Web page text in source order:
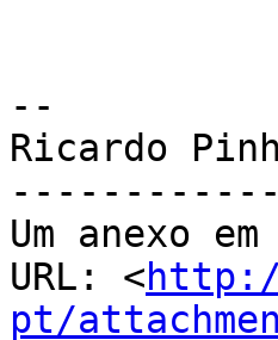
--
Ricardo
Um anexo
URL: <
pt/